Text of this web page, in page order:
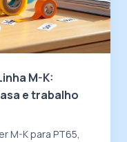
M-K:
e trabalho
M-K para PT65,